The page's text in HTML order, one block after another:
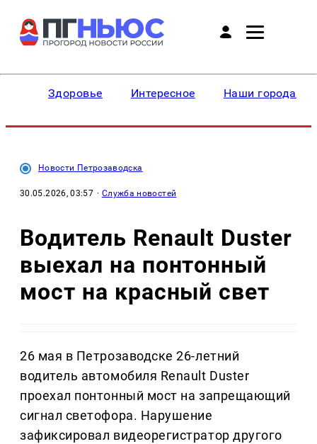
Здоровье Интересное Наши города
Новости Петрозаводска
30.05.2026, 03:57 · Служба новостей
Водитель Renault Duster
выехал на понтонный
мост на красный свет
26 мая в Петрозаводске 26-летний
водитель автомобиля Renault Duster
проехал понтонный мост на запрещающий
сигнал светофора. Нарушение
зафиксировал видеорегистратор другого